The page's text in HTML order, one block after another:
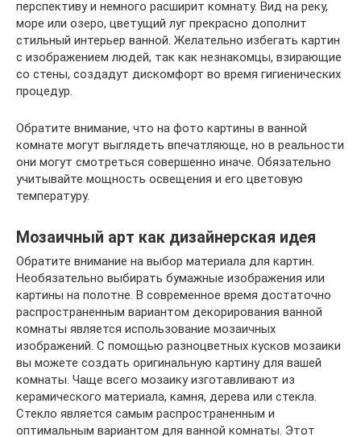
перспективу и немного расширит комнату. Вид на реку,
море или озеро, цветущий луг прекрасно дополнит
стильный интерьер ванной. Желательно избегать картин
с изображением людей, так как незнакомцы, взирающие
со стены, создадут дискомфорт во время гигиенических
процедур.
Обратите внимание, что на фото картины в ванной
комнате могут выглядеть впечатляюще, но в реальности
они могут смотреться совершенно иначе. Обязательно
учитывайте мощность освещения и его цветовую
температуру.
Мозаичный арт как дизайнерская идея
Обратите внимание на выбор материала для картин.
Необязательно выбирать бумажные изображения или
картины на полотне. В современное время достаточно
распространенным вариантом декорирования ванной
комнаты является использование мозаичных
изображений. С помощью разноцветных кусков мозаики
вы можете создать оригинальную картину для вашей
комнаты. Чаще всего мозаику изготавливают из
керамического материала, камня, дерева или стекла.
Стекло является самым распространенным и
оптимальным вариантом для ванной комнаты. Этот